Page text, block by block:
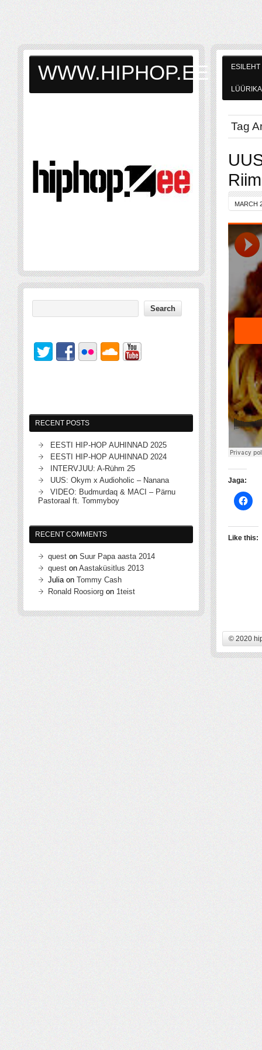
ESILEHT
LÜÜRIKA
Tag
MARCH
Jaga:
Like this:
© 2020
WWW.HIPHOP.EE
RECENT POSTS
EESTI HIP-HOP AUHINNAD 2025
EESTI HIP-HOP AUHINNAD 2024
INTERVJUU: A-Rühm 25
UUS: Okym x Audioholic – Nanana
VIDEO: Budmurdaq & MACI – Pärnu
Pastoraal ft. Tommyboy
RECENT COMMENTS
quest on Suur Papa aasta 2014
quest on Aastaküsitlus 2013
Juliaon Tommy Cash
Ronald Roosiorg on 1teist